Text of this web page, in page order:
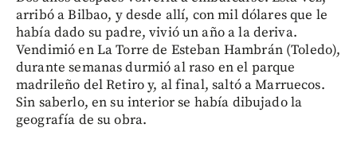
arribó a Bilbao, y desde allí, con mil dólares que le
había dado su padre, vivió un año a la deriva.
Vendimió en La Torre de Esteban Hambrán (Toledo),
durante semanas durmió al raso en el parque
madrileño del Retiro y, al final, saltó a Marruecos.
Sin saberlo, en su interior se había dibujado la
geografía de su obra.